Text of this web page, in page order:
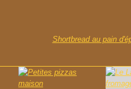
Shortbread au pain